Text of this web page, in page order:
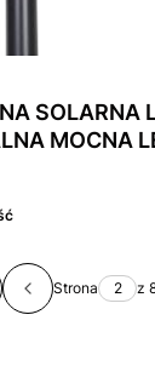
SOLARNA
MOCNA
do pierwszej
Strona z